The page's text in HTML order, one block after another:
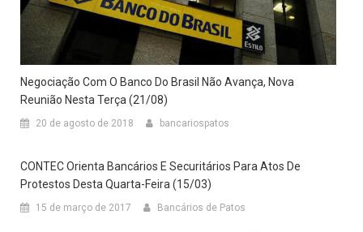
Negociação Com O Banco Do Brasil Não Avança, Nova
Reunião Nesta Terça (21/08)
20 de agosto de 2018 bancariospatos
CONTEC Orienta Bancários E Securitários Para Atos De
Protestos Desta Quarta-Feira (15/03)
15 de março de 2017 Bancários de Patos